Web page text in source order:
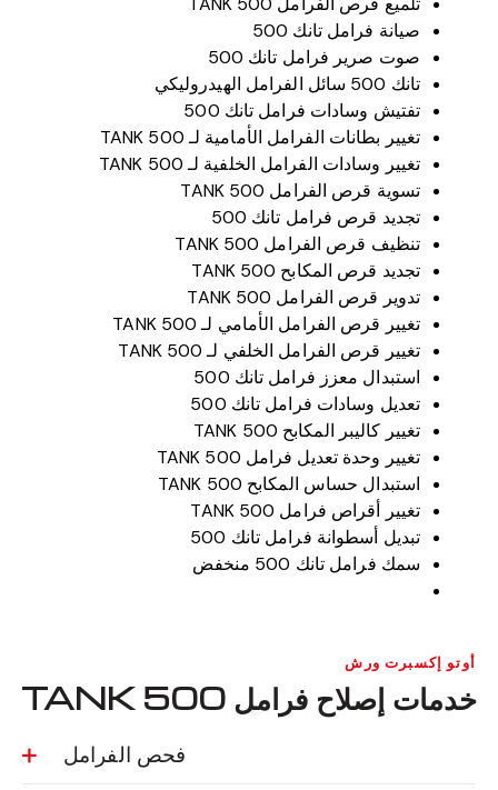
صيانة فرامل تانك 500
صوت صرير فرامل تانك 500
تانك 500 سائل الفرامل الهيدروليكي
تفتيش وسادات فرامل تانك 500
تغيير بطانات الفرامل الأمامية لـ TANK 500
تغيير وسادات الفرامل الخلفية لـ TANK 500
تسوية قرص الفرامل TANK 500
تجديد قرص فرامل تانك 500
تنظيف قرص الفرامل TANK 500
تجديد قرص المكابح TANK 500
تدوير قرص الفرامل TANK 500
تغيير قرص الفرامل الأمامي لـ TANK 500
تغيير قرص الفرامل الخلفي لـ TANK 500
استبدال معزز فرامل تانك 500
تعديل وسادات فرامل تانك 500
تغيير كاليبر المكابح TANK 500
تغيير وحدة تعديل فرامل TANK 500
استبدال حساس المكابح TANK 500
تغيير أقراص فرامل TANK 500
تبديل أسطوانة فرامل تانك 500
سمك فرامل تانك 500 منخفض
أوتو إكسبرت ورش
خدمات إصلاح فرامل TANK 500
فحص الفرامل